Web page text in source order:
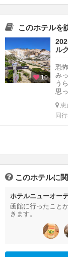
このホテルを
10
ル
恐
み
う
思
恵
同
このホテルに
ホテルニューオー
函館に行ったこと
きます。